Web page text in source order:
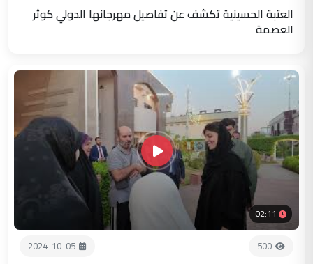
العتبة الحسينية تكشف عن تفاصيل مهرجانها الدولي كوثر
العصمة
02:11
500
2024-10-05